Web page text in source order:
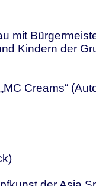
mit
Kindern der
Creams“